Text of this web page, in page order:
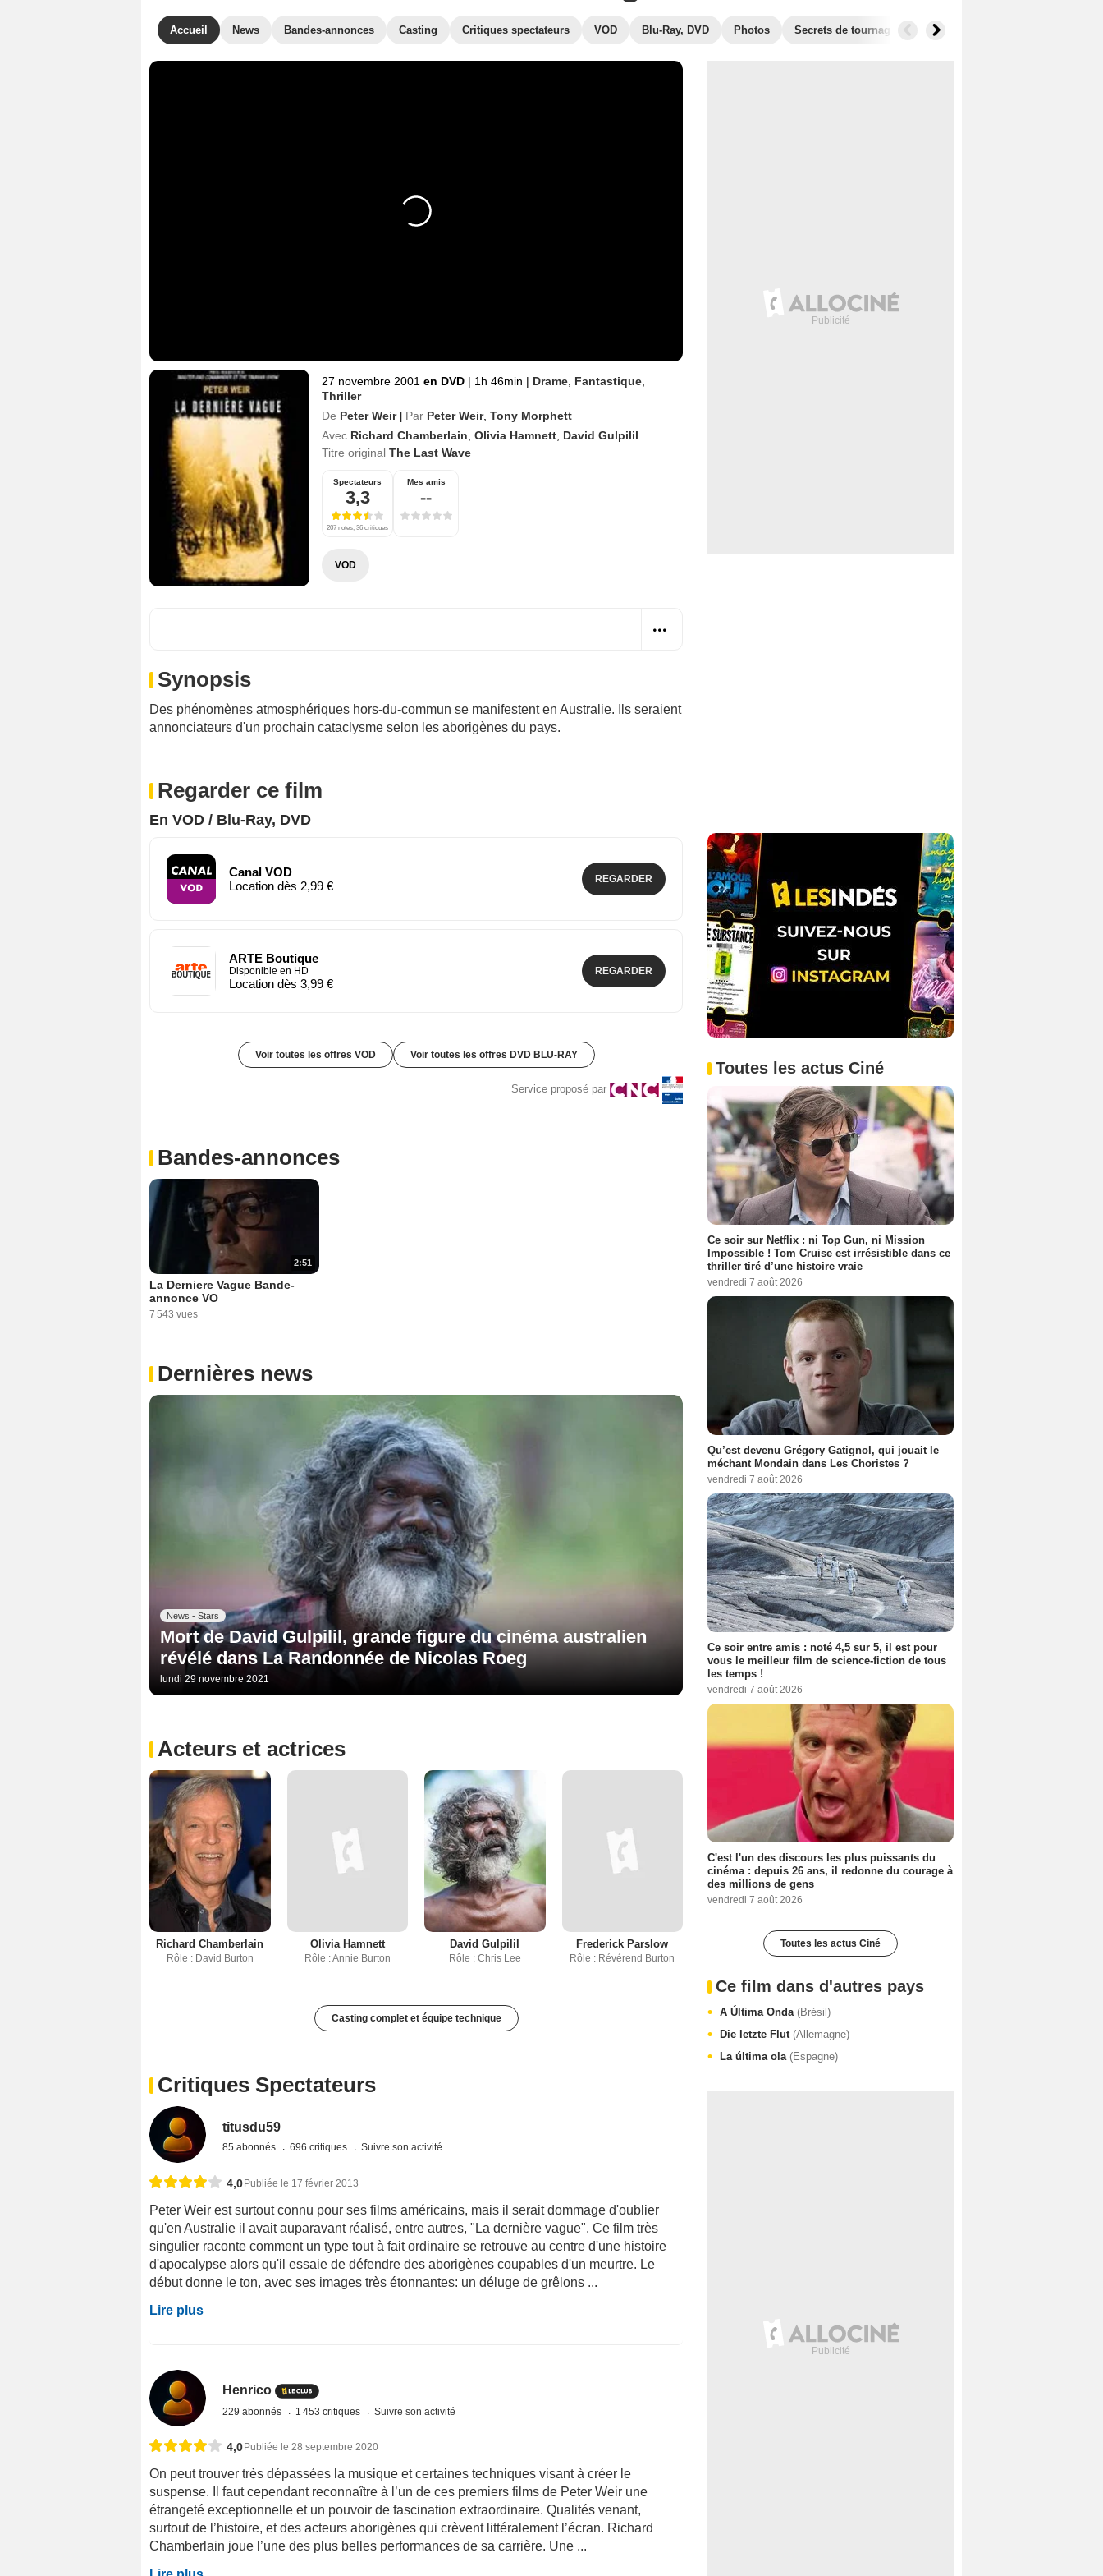
Accueil News Bandes-annonces Casting Critiques spectateurs VOD Blu-Ray, DVD Photos Secrets de tournage Films similaires
27 novembre 2001 en DVD | 1h 46min | Drame Fantastique
Thriller
De Peter Weir | Par Peter Weir, Tony Morphett
Avec Richard Chamberlain Olivia Hamnett David Gulpilil
Titre original The Last Wave
Spectateurs
3,3
207 notes, 36 critiques
Mes amis
--
VOD
Synopsis
Des phénomènes atmosphériques hors-du-commun se manifestent en Australie. Ils seraient
annonciateurs d'un prochain cataclysme selon les aborigènes du pays.
Regarder ce film
En VOD / Blu-Ray, DVD
Canal VOD
Location dès 2,99 €
REGARDER
ARTE Boutique
Disponible en HD
Location dès 3,99 €
REGARDER
Voir toutes les offres VOD Voir toutes les offres DVD BLU-RAY
Service proposé par
Bandes-annonces
2:51
La Derniere Vague Bande-
annonce VO
7 543 vues
Dernières news
News - Stars
Mort de David Gulpilil, grande figure du cinéma australien
révélé dans La Randonnée de Nicolas Roeg
lundi 29 novembre 2021
Acteurs et actrices
Richard Chamberlain
Rôle : David Burton
Olivia Hamnett
Rôle : Annie Burton
David Gulpilil
Rôle : Chris Lee
Frederick Parslow
Rôle : Révérend Burton
Casting complet et équipe technique
Critiques Spectateurs
titusdu59
85 abonnés 696 critiques Suivre son activité
4,0Publiée le 17 février 2013
Peter Weir est surtout connu pour ses films américains, mais il serait dommage d'oublier
qu'en Australie il avait auparavant réalisé, entre autres, "La dernière vague". Ce film très
singulier raconte comment un type tout à fait ordinaire se retrouve au centre d'une histoire
d'apocalypse alors qu'il essaie de défendre des aborigènes coupables d'un meurtre. Le
début donne le ton, avec ses images très étonnantes: un déluge de grêlons ...
Lire plus
Henrico
229 abonnés 1 453 critiques Suivre son activité
4,0Publiée le 28 septembre 2020
On peut trouver très dépassées la musique et certaines techniques visant à créer le
suspense. Il faut cependant reconnaître à l’un de ces premiers films de Peter Weir une
étrangeté exceptionnelle et un pouvoir de fascination extraordinaire. Qualités venant,
surtout de l’histoire, et des acteurs aborigènes qui crèvent littéralement l’écran. Richard
Chamberlain joue l’une des plus belles performances de sa carrière. Une ...
Toutes les actus Ciné
Ce soir sur Netflix : ni Top Gun, ni Mission
Impossible ! Tom Cruise est irrésistible dans ce
thriller tiré d’une histoire vraie
vendredi 7 août 2026
Qu’est devenu Grégory Gatignol, qui jouait le
méchant Mondain dans Les Choristes ?
vendredi 7 août 2026
Ce soir entre amis : noté 4,5 sur 5, il est pour
vous le meilleur film de science-fiction de tous
les temps !
vendredi 7 août 2026
C'est l'un des discours les plus puissants du
cinéma : depuis 26 ans, il redonne du courage à
des millions de gens
vendredi 7 août 2026
Toutes les actus Ciné
Ce film dans d'autres pays
A Última Onda (Brésil)
Die letzte Flut (Allemagne)
La última ola (Espagne)